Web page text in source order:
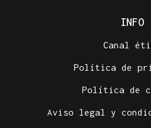
INFO
Canal
Política de
Política de
Aviso legal y